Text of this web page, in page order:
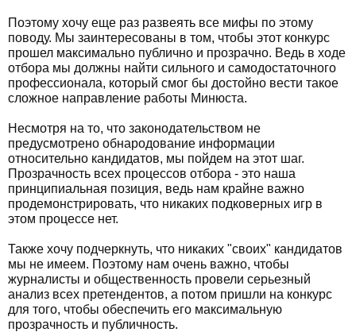
Поэтому хочу еще раз развеять все мифы по этому
поводу. Мы заинтересованы в том, чтобы этот конкурс
прошел максимально публично и прозрачно. Ведь в ходе
отбора мы должны найти сильного и самодостаточного
профессионала, который смог бы достойно вести такое
сложное направление работы Минюста.
Несмотря на то, что законодательством не
предусмотрено обнародование информации
относительно кандидатов, мы пойдем на этот шаг.
Прозрачность всех процессов отбора - это наша
принципиальная позиция, ведь нам крайне важно
продемонстрировать, что никаких подковерных игр в
этом процессе нет.
Также хочу подчеркнуть, что никаких "своих" кандидатов
мы не имеем. Поэтому нам очень важно, чтобы
журналисты и общественность провели серьезный
анализ всех претендентов, а потом пришли на конкурс
для того, чтобы обеспечить его максимальную
прозрачность и публичность.